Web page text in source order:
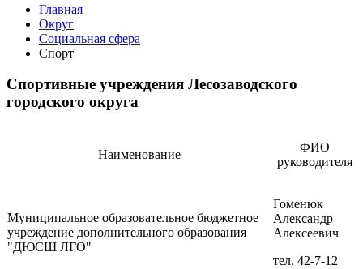
Главная
Округ
Социальная сфера
Спорт
Спортивные учреждения Лесозаводского
городского округа
Наименование
ФИО
руководителя
Муниципальное образовательное бюджетное
учреждение дополнительного образования
"ДЮСШ ЛГО"
Гоменюк
Александр
Алексеевич
тел. 42-7-12